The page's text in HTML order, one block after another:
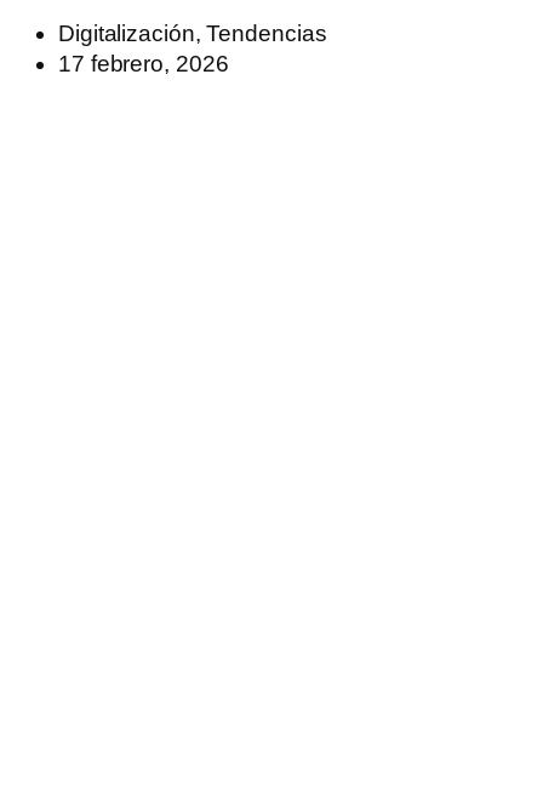
Digitalización,Tendencias
17 febrero, 2026